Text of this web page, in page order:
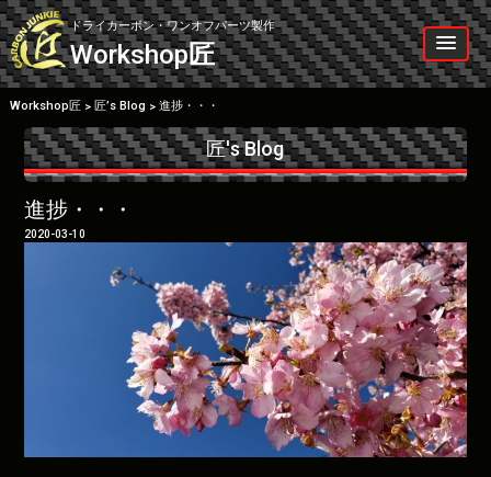
Skip
to
content
ドライカーボン・ワンオフパーツ製作
Workshop匠
Workshop匠> 匠’s Blog > 進捗・・・
匠's Blog
進捗・・・
2020-03-10